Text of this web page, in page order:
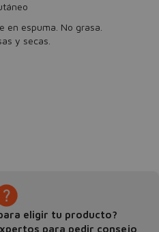
en espuma. No grasa.
y secas.
eligir tu producto?
para pedir consejo